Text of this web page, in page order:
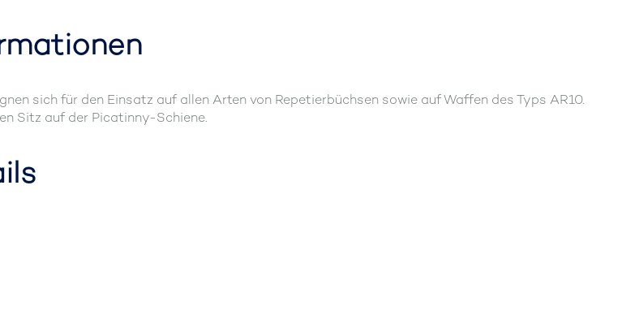
sich für den Einsatz auf allen Arten von Repetierbüchsen sowie auf Waffen des Typs AR10.
Sitz auf der Picatinny-Schiene.